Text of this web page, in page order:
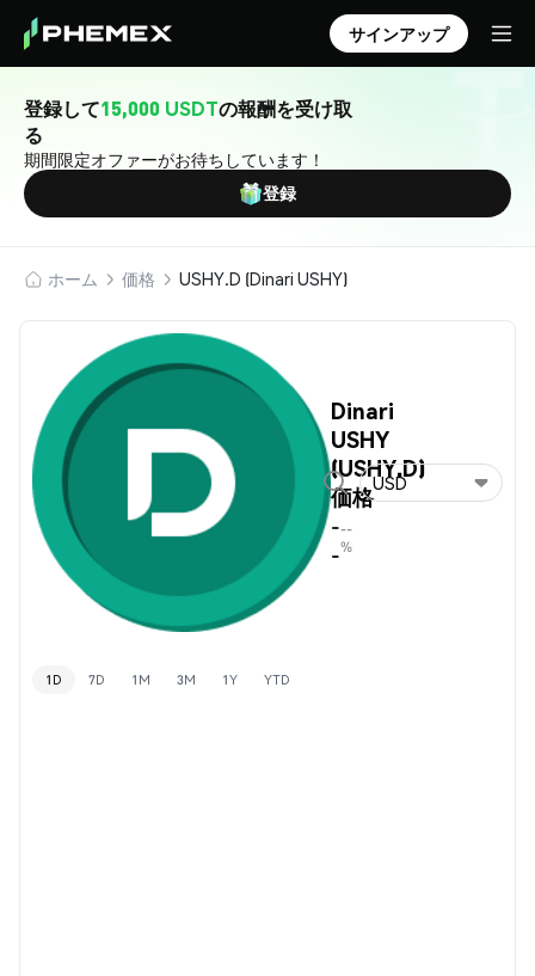
サインアップ
登録して15,000 USDTの報酬を受け取
る
期間限定オファーがお待ちしています！
登録
ホーム 価格 USHY.D (Dinari USHY)
Dinari
USHY
(USHY.D)
価格
-
-
--
%
USD
1D 7D 1M 3M 1Y YTD